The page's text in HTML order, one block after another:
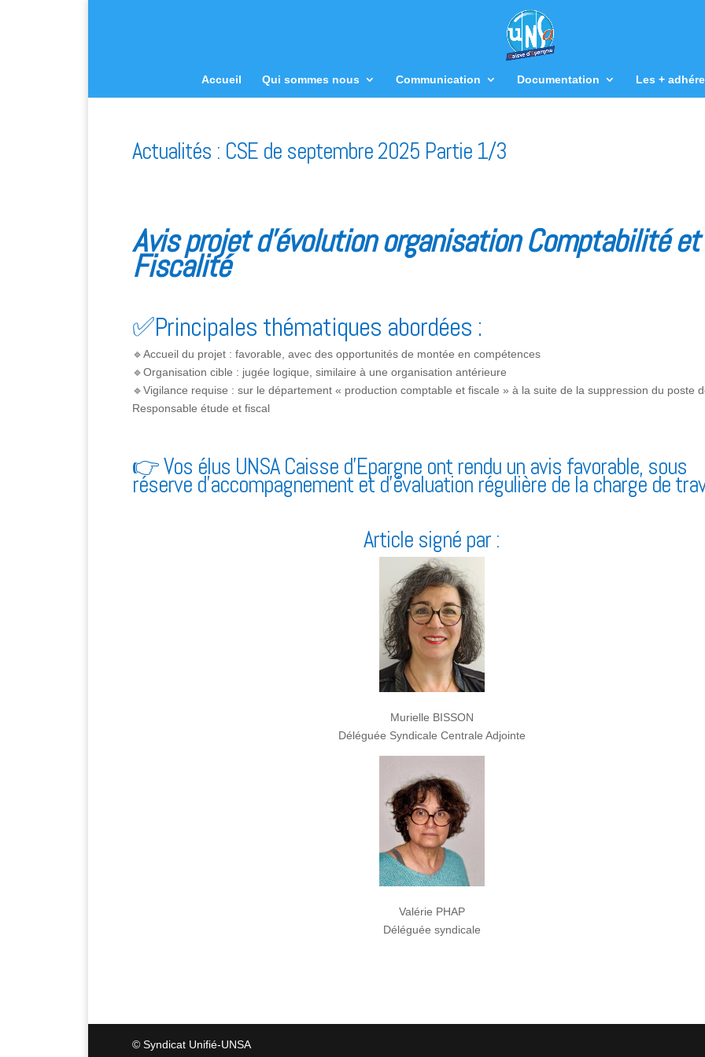
Accueil Qui sommes nous Communication Documentation Les +
Actualités : CSE de septembre 2025 Partie 1/3
Avis projet d’évolution organisation Comptabilité et
Fiscalité
✅Principales thématiques abordées :
🔹Accueil du projet : favorable, avec des opportunités de montée en compétences
🔹Organisation cible : jugée logique, similaire à une organisation antérieure
🔹Vigilance requise : sur le département « production comptable et fiscale » à la suite de la suppression du poste
Responsable étude et fiscal
👉 Vos élus UNSA Caisse d’Epargne ont rendu un avis favorable, sous
réserve d’accompagnement et d’évaluation régulière de la charge de
Article signé par :
Murielle BISSON
Déléguée Syndicale Centrale Adjointe
Valérie PHAP
Déléguée syndicale
© Syndicat Unifié-UNSA